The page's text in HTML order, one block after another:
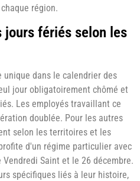
région.
jours fériés selon les
dans le calendrier des
jour obligatoirement chômé et
Les employés travaillant ce
doublée. Pour les autres
selon les territoires et les
d'un régime particulier avec
Saint et le 26 décembre.
spécifiques liés à leur histoire,